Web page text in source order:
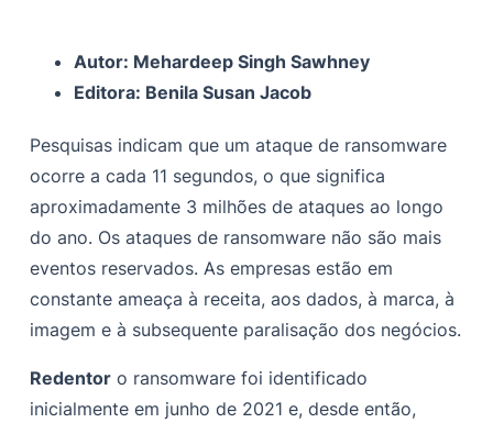
Detalhes do Ransomware
Assinatura de ransomware
Estágio I — Operações de pré-criptografia
Etapa II — Preparação para a criptografia
Coleção Ransom
Lista de executáveis e serviços encerrados pelo
ransomware
Autor: Mehardeep Singh Sawhney
Editora: Benila Susan Jacob
Pesquisas indicam que um ataque de ransomware
ocorre a cada 11 segundos, o que significa
aproximadamente 3 milhões de ataques ao longo
do ano. Os ataques de ransomware não são mais
eventos reservados. As empresas estão em
constante ameaça à receita, aos dados, à marca, à
imagem e à subsequente paralisação dos negócios.
Redentor o ransomware foi identificado
inicialmente em junho de 2021 e, desde então,